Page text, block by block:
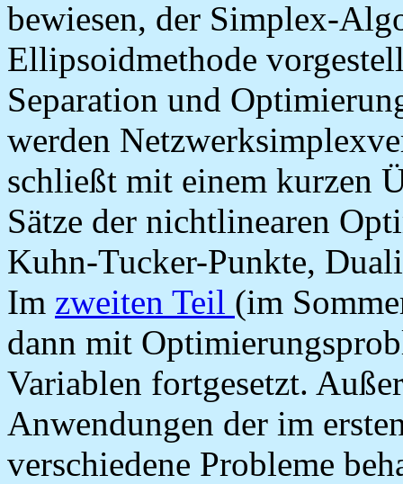
bewiesen, der Simplex-
Ellipsoidmethode
Separation und
werden
schließt mit einem kurzen
Sätze der nichtlinearen
Kuhn-Tucker-Punkte,
Im zweiten Teil (im
dann mit
Variablen fortgesetzt.
Anwendungen der im
verschiedene Probleme